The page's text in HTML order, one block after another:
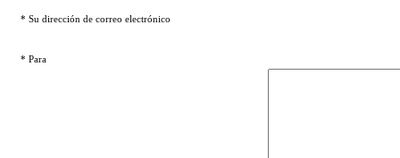
* Su dirección de correo electrónico
* Para